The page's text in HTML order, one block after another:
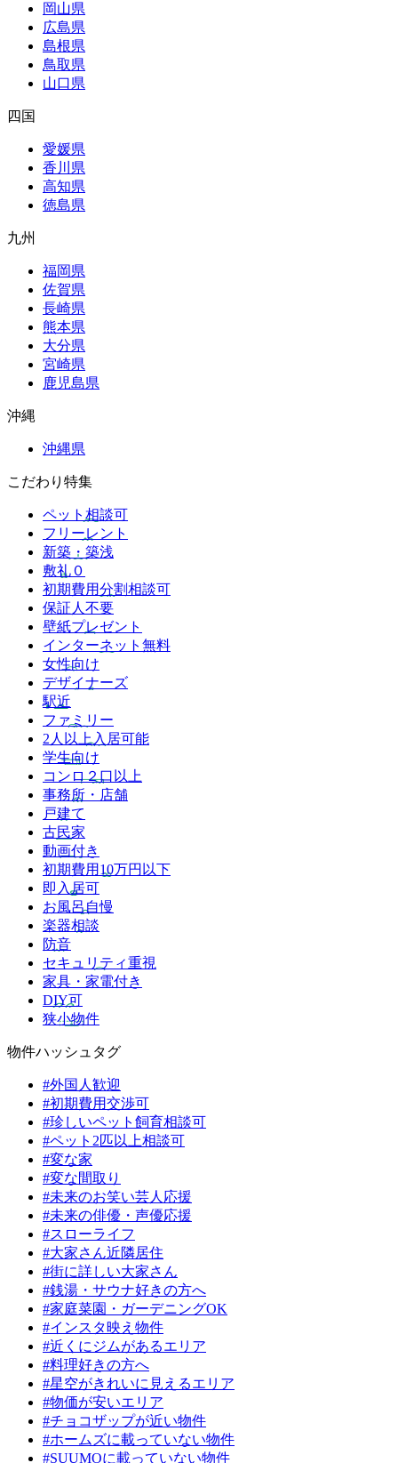
岡山県
広島県
島根県
鳥取県
山口県
四国
愛媛県
香川県
高知県
徳島県
九州
福岡県
佐賀県
長崎県
熊本県
大分県
宮崎県
鹿児島県
沖縄
沖縄県
こだわり特集
ペット相談可
フリーレント
新築・築浅
敷礼０
初期費用分割相談可
保証人不要
壁紙プレゼント
インターネット無料
女性向け
デザイナーズ
駅近
ファミリー
2人以上入居可能
学生向け
コンロ２口以上
事務所・店舗
戸建て
古民家
動画付き
初期費用10万円以下
即入居可
お風呂自慢
楽器相談
防音
セキュリティ重視
家具・家電付き
DIY可
狭小物件
物件ハッシュタグ
#外国人歓迎
#初期費用交渉可
#珍しいペット飼育相談可
#ペット2匹以上相談可
#変な家
#変な間取り
#未来のお笑い芸人応援
#未来の俳優・声優応援
#スローライフ
#大家さん近隣居住
#街に詳しい大家さん
#銭湯・サウナ好きの方へ
#家庭菜園・ガーデニングOK
#インスタ映え物件
#近くにジムがあるエリア
#料理好きの方へ
#星空がきれいに見えるエリア
#物価が安いエリア
#チョコザップが近い物件
#ホームズに載っていない物件
#SUUMOに載っていない物件